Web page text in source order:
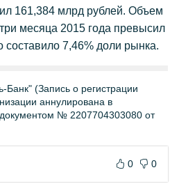
161,384 млрд рублей. Объем
месяца 2015 года превысил
составило 7,46% доли рынка.
(Запись о регистрации
аннулирована в
документом № 2207704303080 от
0 0